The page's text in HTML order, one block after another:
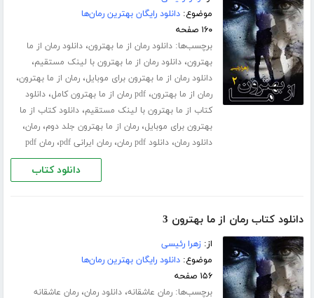
موضوع:دانلود رایگان بهترین رمان‌ها
۱۶۰ صفحه
برچسب‌ها:دانلود رمان از ما بهترون،دانلود رمان از ما
بهترون،دانلود رمان از ما بهترون با لینک مستقیم،
دانلود رمان از ما بهترون برای موبایل،رمان از ما بهترون،
رمان از ما بهترون،pdf رمان از ما بهترون کامل ،دانلود
کتاب از ما بهترون با لینک مستقیم،دانلود کتاب از ما
بهترون برای موبایل،رمان از ما بهترون جلد دوم،رمان،
دانلود رمان،دانلود pdf رمان ،رمان ایرانی pdf ،رمان pdf
دانلود کتاب
دانلود کتاب رمان از ما بهترون 3
از:زهرا رئیسی
موضوع:دانلود رایگان بهترین رمان‌ها
۱۵۶ صفحه
برچسب‌ها:رمان عاشقانه،دانلود رمان،رمان عاشقانه